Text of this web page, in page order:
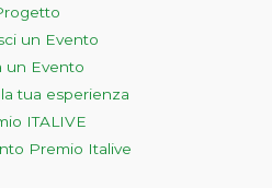
un Evento
un Evento
tua esperienza
ITALIVE
Premio Italive